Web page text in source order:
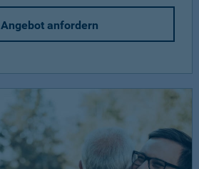
Angebot anfordern